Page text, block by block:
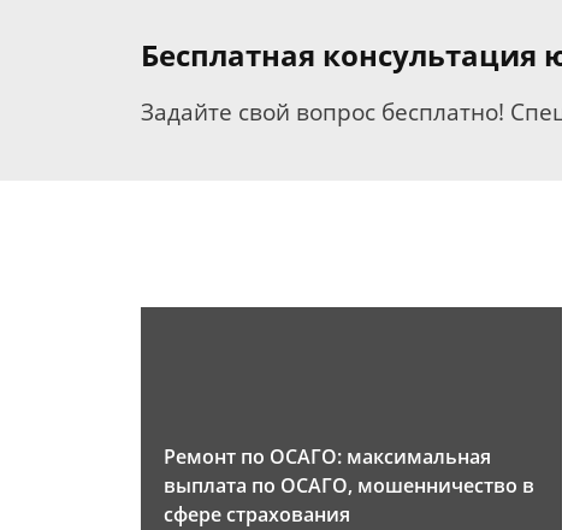
Бесплатная консультация
Задайте свой вопрос бесплатно!
Ремонт по ОСАГО: максимальная
выплата по ОСАГО, мошенничество в
сфере страхования